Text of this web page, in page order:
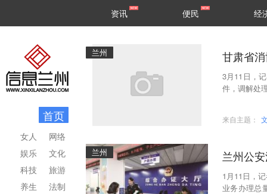
区县
资讯 便民 经
首页
网络
文化
旅游
法制
女人
娱乐
科技
养生
兰州 甘肃省
3月11日，
件，调解处
来自主题：
兰州 兰州公
1月11日，
业务办理总